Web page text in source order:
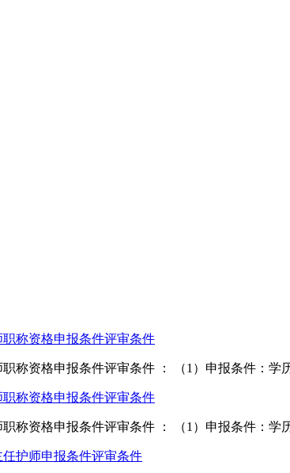
职称资格申报条件评审条件
职称资格申报条件评审条件 ： （1）申报条件：学
职称资格申报条件评审条件
职称资格申报条件评审条件 ： （1）申报条件：学
任护师申报条件评审条件